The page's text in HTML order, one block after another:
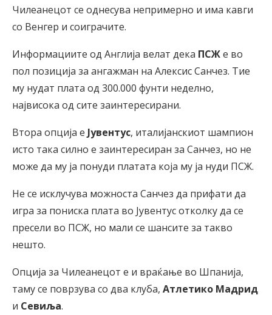
Чилеанецот се однесува непримерно и има кавги
со Венгер и соиграчите.
Информациите од Англија велат дека ПСЖе во
пол позиција за ангажман на Алексис Санчез. Тие
му нудат плата од 300.000 фунти неделно,
највисока од сите заинтересирани.
Втора опција е Јувентус, италијанскиот шампион
исто така силно е заинтересиран за Санчез, но не
може да му ја понуди платата која му ја нуди ПСЖ.
Не се исклучува можноста Санчез да прифати да
игра за пониска плата во Јувентус отколку да се
пресели во ПСЖ, но мали се шансите за такво
нешто.
Опција за Чилеанецот е и враќање во Шпанија,
таму се поврзува со два клуба, Атлетико Мадрид
и Севиља.